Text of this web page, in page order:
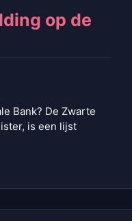
op de
Bank? De Zwarte
is een lijst